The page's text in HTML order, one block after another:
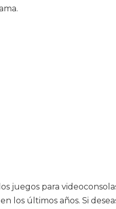
juegos para
los últimos años. Si